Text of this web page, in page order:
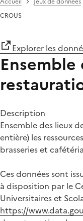
CROUS
Explorer les
Description
Ensemble des lieux
entière) les
brasseries et
Ces données sont
à disposition par le
Universitaires et
https://